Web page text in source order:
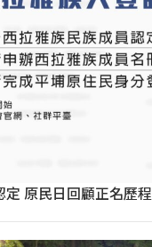
原民日回顧正名歷程